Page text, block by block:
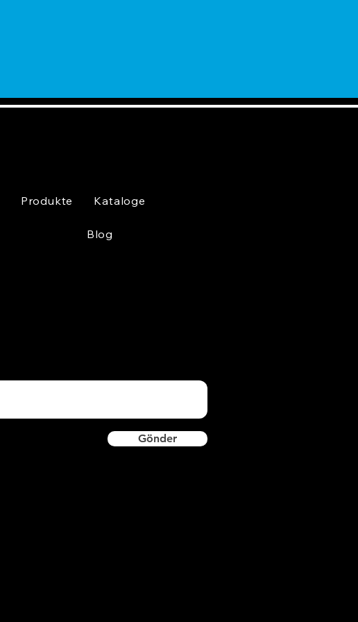
Produkte Kataloge
Blog
Gönder